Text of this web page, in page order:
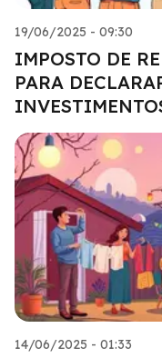
19/06/2025 - 09:30
IMPOSTO DE
PARA
14/06/2025 - 01:33